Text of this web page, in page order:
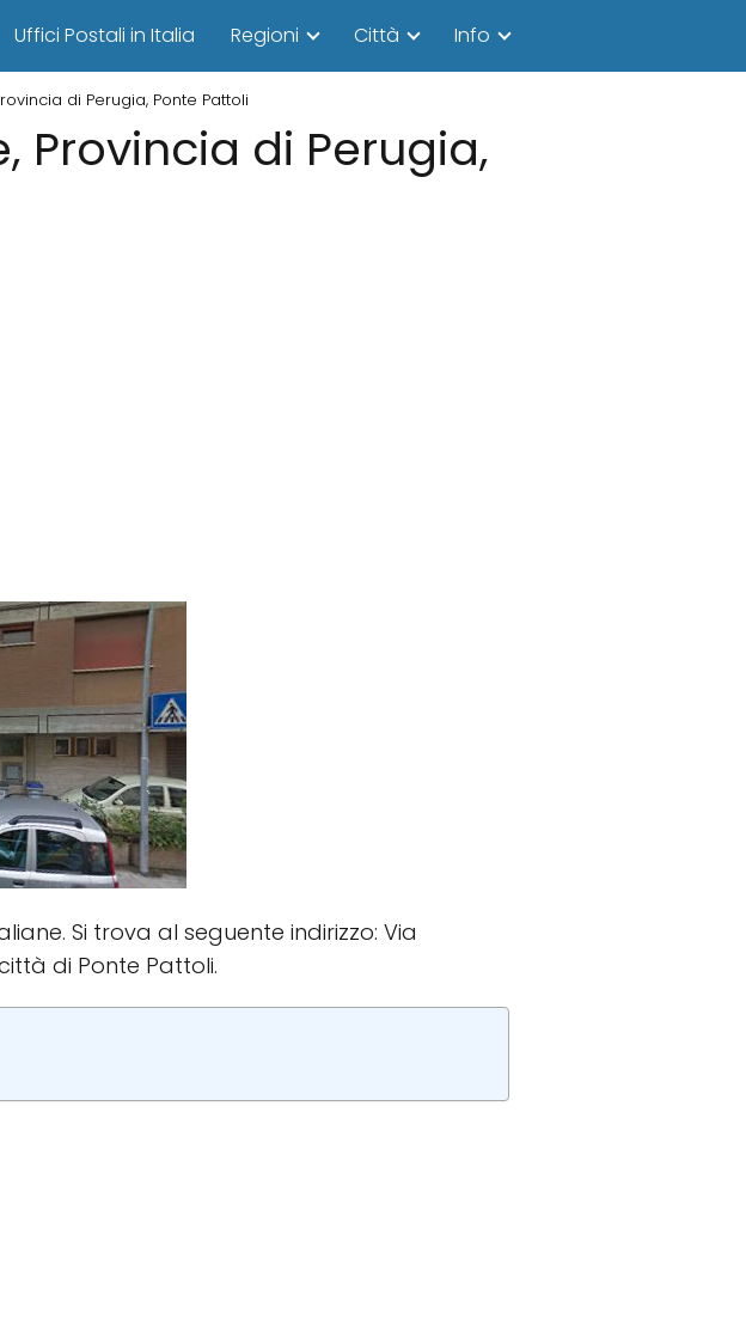
Uffici Postali in Italia Regioni Città Info
di Perugia, Ponte Pattoli
Provincia di Perugia,
Si trova al seguente indirizzo: Via
di Ponte Pattoli.